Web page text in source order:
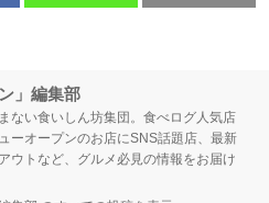
」編集部
ない食いしん坊集団。食べログ人気店
ーオープンのお店にSNS話題店、最新
ウトなど、グルメ必見の情報をお届け